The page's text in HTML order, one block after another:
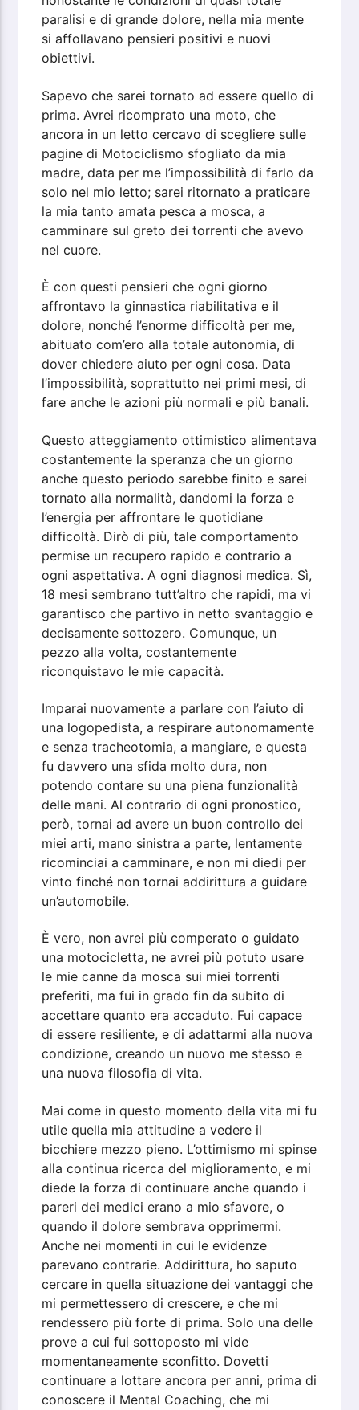
paralisi e di grande dolore, nella mia mente
si affollavano pensieri positivi e nuovi
obiettivi.
Sapevo che sarei tornato ad essere quello di
prima. Avrei ricomprato una moto, che
ancora in un letto cercavo di scegliere sulle
pagine di Motociclismo sfogliato da mia
madre, data per me l’impossibilità di farlo da
solo nel mio letto; sarei ritornato a praticare
la mia tanto amata pesca a mosca, a
camminare sul greto dei torrenti che avevo
nel cuore.
È con questi pensieri che ogni giorno
affrontavo la ginnastica riabilitativa e il
dolore, nonché l’enorme difficoltà per me,
abituato com’ero alla totale autonomia, di
dover chiedere aiuto per ogni cosa. Data
l’impossibilità, soprattutto nei primi mesi, di
fare anche le azioni più normali e più banali.
Questo atteggiamento ottimistico alimentava
costantemente la speranza che un giorno
anche questo periodo sarebbe finito e sarei
tornato alla normalità, dandomi la forza e
l’energia per affrontare le quotidiane
difficoltà. Dirò di più, tale comportamento
permise un recupero rapido e contrario a
ogni aspettativa. A ogni diagnosi medica. Sì,
18 mesi sembrano tutt’altro che rapidi, ma vi
garantisco che partivo in netto svantaggio e
decisamente sottozero. Comunque, un
pezzo alla volta, costantemente
riconquistavo le mie capacità.
Imparai nuovamente a parlare con l’aiuto di
una logopedista, a respirare autonomamente
e senza tracheotomia, a mangiare, e questa
fu davvero una sfida molto dura, non
potendo contare su una piena funzionalità
delle mani. Al contrario di ogni pronostico,
però, tornai ad avere un buon controllo dei
miei arti, mano sinistra a parte, lentamente
ricominciai a camminare, e non mi diedi per
vinto finché non tornai addirittura a guidare
un’automobile.
È vero, non avrei più comperato o guidato
una motocicletta, ne avrei più potuto usare
le mie canne da mosca sui miei torrenti
preferiti, ma fui in grado fin da subito di
accettare quanto era accaduto. Fui capace
di essere resiliente, e di adattarmi alla nuova
condizione, creando un nuovo me stesso e
una nuova filosofia di vita.
Mai come in questo momento della vita mi fu
utile quella mia attitudine a vedere il
bicchiere mezzo pieno. L’ottimismo mi spinse
alla continua ricerca del miglioramento, e mi
diede la forza di continuare anche quando i
pareri dei medici erano a mio sfavore, o
quando il dolore sembrava opprimermi.
Anche nei momenti in cui le evidenze
parevano contrarie. Addirittura, ho saputo
cercare in quella situazione dei vantaggi che
mi permettessero di crescere, e che mi
rendessero più forte di prima. Solo una delle
prove a cui fui sottoposto mi vide
momentaneamente sconfitto. Dovetti
continuare a lottare ancora per anni, prima di
conoscere il Mental Coaching, che mi